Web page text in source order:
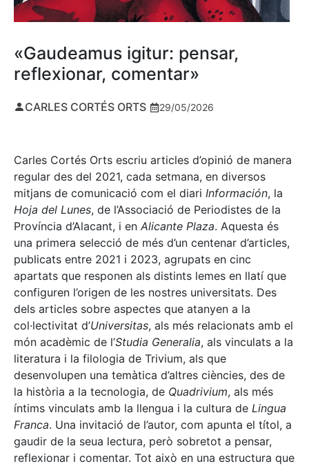
«Gaudeamus igitur: pensar,
reflexionar, comentar»
CARLES CORTÉS ORTS 29/05/2026
Carles Cortés Orts escriu articles d’opinió de manera
regular des del 2021, cada setmana, en diversos
mitjans de comunicació com el diari Información, la
Hoja del Lunes, de l’Associació de Periodistes de la
Província d’Alacant, i en Alicante Plaza. Aquesta és
una primera selecció de més d’un centenar d’articles,
publicats entre 2021 i 2023, agrupats en cinc
apartats que responen als distints lemes en llatí que
configuren l’origen de les nostres universitats. Des
dels articles sobre aspectes que atanyen a la
col·lectivitat d’Universitas, als més relacionats amb el
món acadèmic de l’Studia Generalia, als vinculats a la
literatura i la filologia de Trivium, als que
desenvolupen una temàtica d’altres ciències, des de
la història a la tecnologia, de Quadrivium, als més
íntims vinculats amb la llengua i la cultura de Lingua
Franca. Una invitació de l’autor, com apunta el títol, a
gaudir de la seua lectura, però sobretot a pensar,
reflexionar i comentar. Tot això en una estructura que